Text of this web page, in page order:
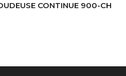
CONTINUE 900-CH